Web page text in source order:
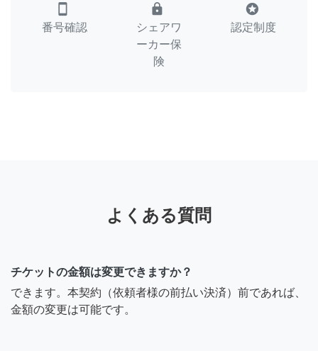
smartphone
番号確認
lock
シェアワ
ーカー保
険
stars
認定制度
よくある質問
チケットの金額は変更できますか？
できます。本契約（依頼者様の前払い決済）前であれば、
金額の変更は可能です。